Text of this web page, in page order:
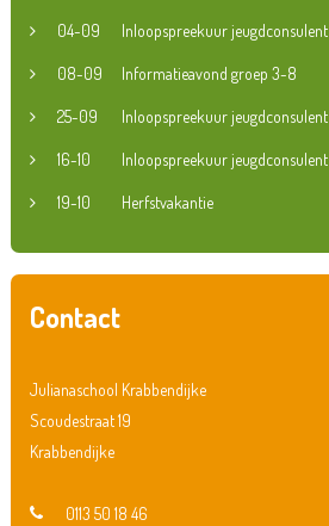
04-09 Inloopspreekuur jeugdconsulent
08-09 Informatieavond groep 3-8
25-09 Inloopspreekuur jeugdconsulent
16-10 Inloopspreekuur jeugdconsulent
19-10 Herfstvakantie
Contact
Julianaschool Krabbendijke
Scoudestraat 19
Krabbendijke
0113 50 18 46